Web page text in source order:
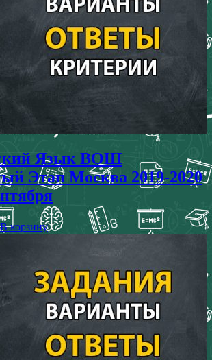
Язык ВОШ
Этап Москва 2019-2020
В корзину